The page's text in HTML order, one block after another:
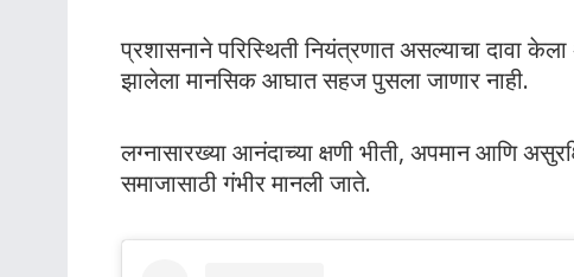
प्रशासनाने परिस्थिती नियंत्रणात असल्याचा दावा
झालेला मानसिक आघात सहज पुसला जाणार नाही.
लग्नासारख्या आनंदाच्या क्षणी भीती, अपमान आणि
समाजासाठी गंभीर मानली जाते.